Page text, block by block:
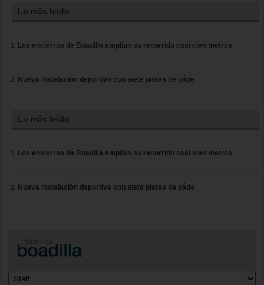
Lo más leído
Los encierros de Boadilla amplían su recorrido casi cien metros
Nueva instalación deportiva con siete pistas de páde
Lo más leído
Los encierros de Boadilla amplían su recorrido casi cien metros
Nueva instalación deportiva con siete pistas de páde